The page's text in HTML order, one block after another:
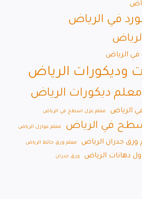
في الرياض
في الرياض
وديكورات الرياض
معلم ديكورات الرياض
الرياض معلم عزل اسطح في الرياض
في الرياض معلم عوازل الرياض
جدران الرياض معلم ورق حائط الرياض
دهانات الرياض ورق جدران